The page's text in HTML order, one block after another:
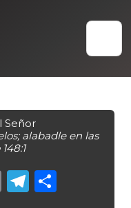
Señor
alabadle en las
Email